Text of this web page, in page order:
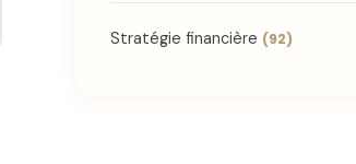
Stratégie financière (92)